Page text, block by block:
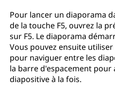
Pour lancer un diaporama
de la touche F5, ouvrez la
sur F5. Le diaporama
Vous pouvez ensuite
pour naviguer entre les
la barre d'espacement pour
diapositive à la fois.